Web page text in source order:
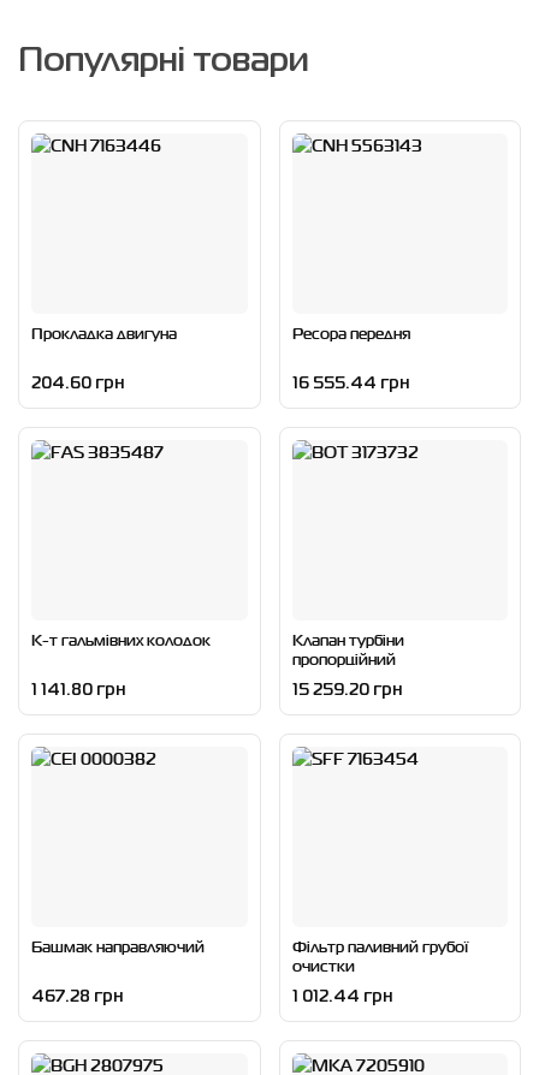
Популярні товари
Прокладка двигуна
204.60 грн
Ресора передня
16 555.44 грн
К-т гальмівних колодок
1 141.80 грн
Клапан турбіни
пропорційний
15 259.20 грн
Башмак направляючий
467.28 грн
Фільтр паливний грубої
очистки
1 012.44 грн